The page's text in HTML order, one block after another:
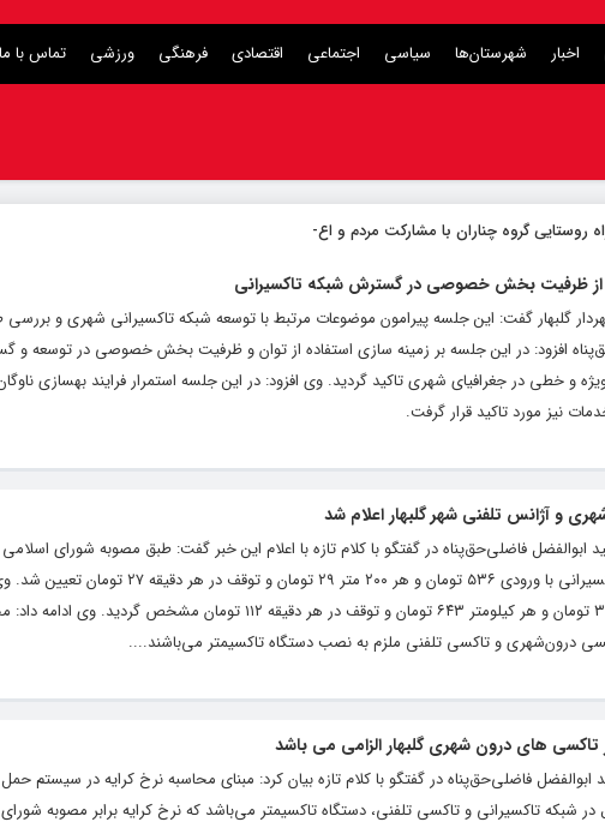
اخبار شهرستان‌ها سیاسی اجتماعی اقتصادی فرهنگی ورزشی تماس با ما
روستایی گروه چناران با مشارکت مردم و اعتبارات دولتی
از ظرفیت بخش خصوصی در گسترش شبکه تاکسیرانی
گلبهار گفت: این جلسه پیرامون موضوعات مرتبط با توسعه شبکه تاکسیرانی شهری و
افزود: در این جلسه بر زمینه سازی استفاده از توان و ظرفیت بخش خصوصی در توسعه و
و خطی در جغرافیای شهری تاکید گردید. وی افزود: در این جلسه استمرار فرایند بهسازی
نیز مورد تاکید قرار گرفت.
و آژانس تلفنی شهر گلبهار اعلام شد
ابوالفضل فاضلی‌حق‌پناه در گفتگو با کلام تازه با اعلام این خبر گفت: طبق مصوبه شورای اسلامی
هیئت انطباق نرخ کرایه ناوگان تاکسیرانی با ورودی ۵۳۶ تومان و هر ۲۰۰
شبکه تاکسی تلفنی با ورودی ۳۰۵۵ تومان و هر کیلومتر ۶۴۳ تومان و توقف در هر دقیقه ۱۱۲
درون‌شهری و تاکسی تلفنی ملزم به نصب دستگاه تاکسیمتر می‌باشند....
تاکسی های درون شهری گلبهار الزامی می باشد
ابوالفضل فاضلی‌حق‌پناه در گفتگو با کلام تازه بیان کرد: مبنای محاسبه نرخ کرایه در سیستم
شبکه تاکسیرانی و تاکسی تلفنی، دستگاه تاکسیمتر می‌باشد که نرخ کرایه برابر مصوبه شورای